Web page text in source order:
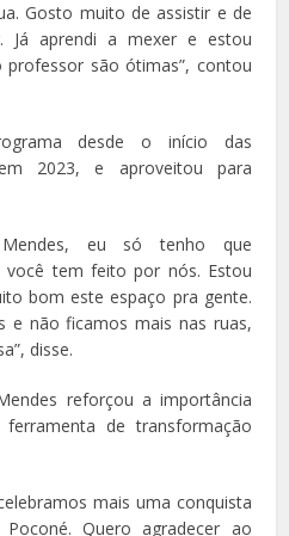
Gosto muito de assistir e de
Já aprendi a mexer e estou
são ótimas”, contou
desde o início das
2023, e aproveitou para
Mendes, eu só tenho que
tem feito por nós. Estou
bom este espaço pra gente.
e não ficamos mais nas ruas,
disse.
reforçou a importância
de transformação
mais uma conquista
Quero agradecer ao